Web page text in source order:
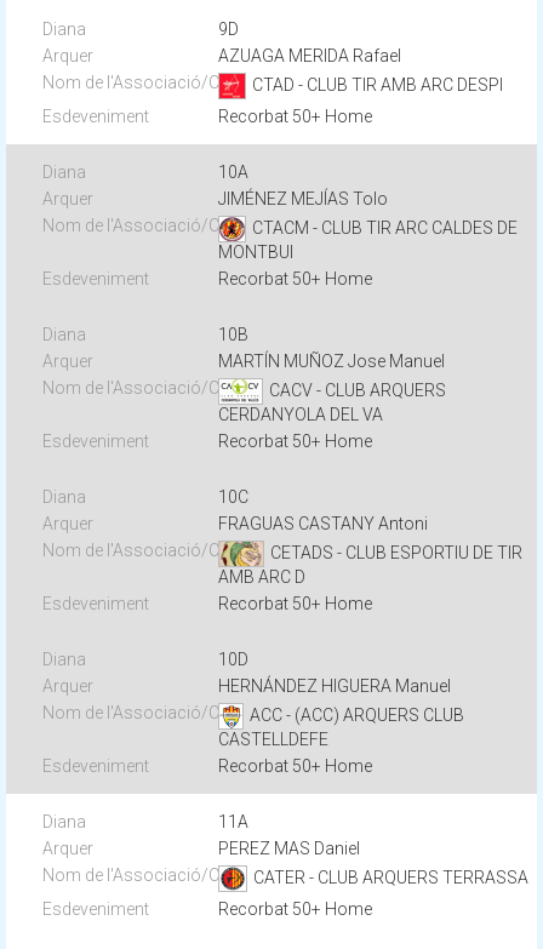
9D
AZUAGA MERIDA Rafael
CTAD - CLUB TIR AMB ARC DESPI
Recorbat 50+ Home
10A
JIMÉNEZ MEJÍAS Tolo
CTACM - CLUB TIR ARC CALDES DE
MONTBUI
Recorbat 50+ Home
10B
MARTÍN MUÑOZ Jose Manuel
CACV - CLUB ARQUERS
CERDANYOLA DEL VA
Recorbat 50+ Home
10C
FRAGUAS CASTANY Antoni
CETADS - CLUB ESPORTIU DE TIR
AMB ARC D
Recorbat 50+ Home
10D
HERNÁNDEZ HIGUERA Manuel
ACC - (ACC) ARQUERS CLUB
CASTELLDEFE
Recorbat 50+ Home
11A
PEREZ MAS Daniel
CATER - CLUB ARQUERS TERRASSA
Recorbat 50+ Home